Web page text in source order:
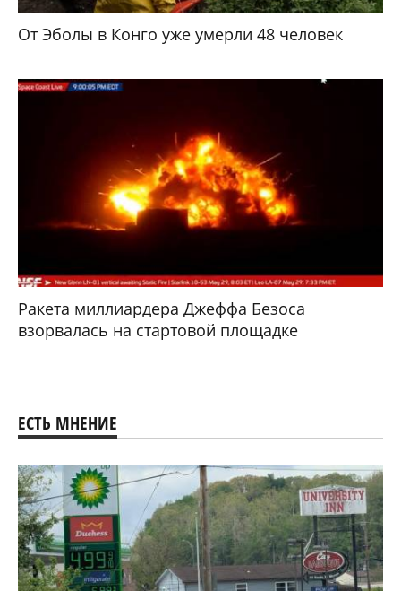
От Эболы в Конго уже умерли 48 человек
Ракета миллиардера Джеффа Безоса
взорвалась на стартовой площадке
ЕСТЬ МНЕНИЕ